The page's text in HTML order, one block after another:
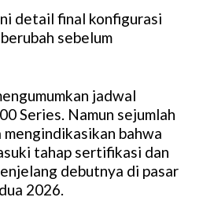
detail final konfigurasi
sebelum
jadwal
Series. Namun sejumlah
bahwa
tahap sertifikasi dan
debutnya di pasar
2026.